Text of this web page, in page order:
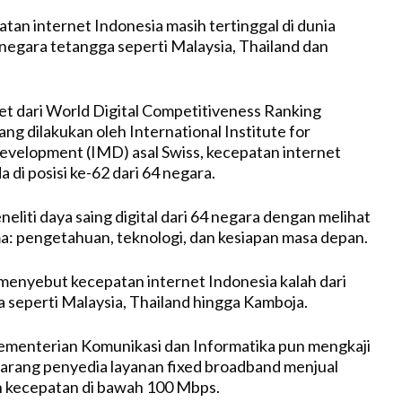
internet Indonesia masih tertinggal di dunia
tetangga seperti Malaysia, Thailand dan
dari World Digital Competitiveness Ranking
dilakukan oleh International Institute for
(IMD) asal Swiss, kecepatan internet
di posisi ke-62 dari 64 negara.
daya saing digital dari 64 negara dengan melihat
pengetahuan, teknologi, dan kesiapan masa depan.
kecepatan internet Indonesia kalah dari
Malaysia, Thailand hingga Kamboja.
Komunikasi dan Informatika pun mengkaji
penyedia layanan fixed broadband menjual
di bawah 100 Mbps.